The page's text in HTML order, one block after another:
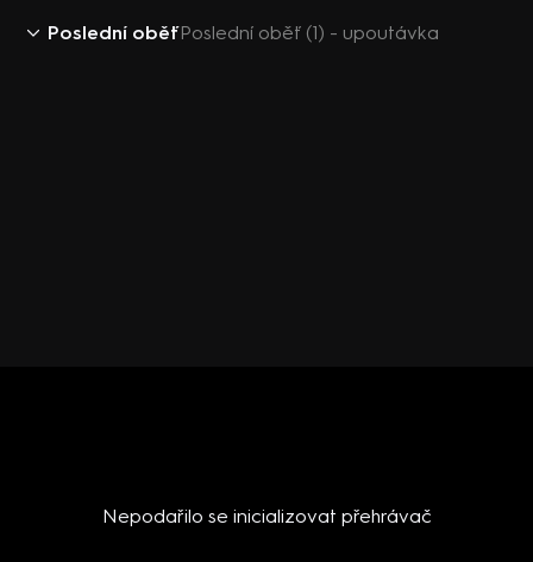
Poslední oběťPoslední oběť (1) - upoutávka
Nepodařilo se inicializovat přehrávač